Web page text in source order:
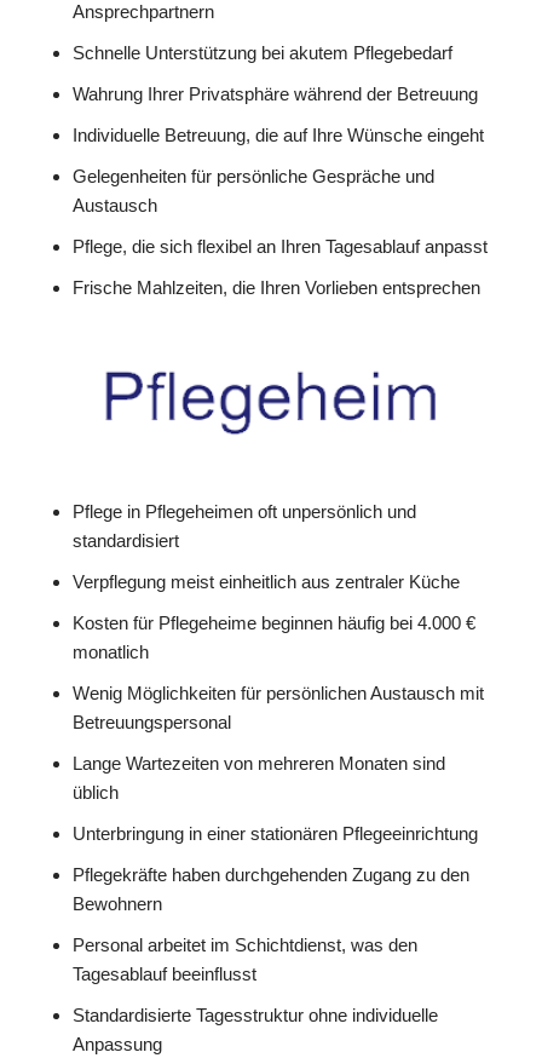
Ansprechpartnern
Schnelle Unterstützung bei akutem Pflegebedarf
Wahrung Ihrer Privatsphäre während der Betreuung
Individuelle Betreuung, die auf Ihre Wünsche eingeht
Gelegenheiten für persönliche Gespräche und
Austausch
Pflege, die sich flexibel an Ihren Tagesablauf anpasst
Frische Mahlzeiten, die Ihren Vorlieben entsprechen
Pflege in Pflegeheimen oft unpersönlich und
standardisiert
Verpflegung meist einheitlich aus zentraler Küche
Kosten für Pflegeheime beginnen häufig bei 4.000 €
monatlich
Wenig Möglichkeiten für persönlichen Austausch mit
Betreuungspersonal
Lange Wartezeiten von mehreren Monaten sind
üblich
Unterbringung in einer stationären Pflegeeinrichtung
Pflegekräfte haben durchgehenden Zugang zu den
Bewohnern
Personal arbeitet im Schichtdienst, was den
Tagesablauf beeinflusst
Standardisierte Tagesstruktur ohne individuelle
Anpassung